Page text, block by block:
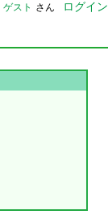
ゲスト さん ログイン